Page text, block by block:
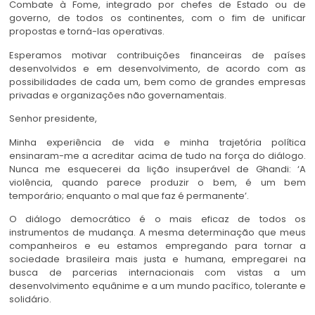
Combate à Fome, integrado por chefes de Estado ou de
governo, de todos os continentes, com o fim de unificar
propostas e torná-las operativas.
Esperamos motivar contribuições financeiras de países
desenvolvidos e em desenvolvimento, de acordo com as
possibilidades de cada um, bem como de grandes empresas
privadas e organizações não governamentais.
Senhor presidente,
Minha experiência de vida e minha trajetória política
ensinaram-me a acreditar acima de tudo na força do diálogo.
Nunca me esquecerei da lição insuperável de Ghandi: ‘A
violência, quando parece produzir o bem, é um bem
temporário; enquanto o mal que faz é permanente’.
O diálogo democrático é o mais eficaz de todos os
instrumentos de mudança. A mesma determinação que meus
companheiros e eu estamos empregando para tornar a
sociedade brasileira mais justa e humana, empregarei na
busca de parcerias internacionais com vistas a um
desenvolvimento equânime e a um mundo pacífico, tolerante e
solidário.